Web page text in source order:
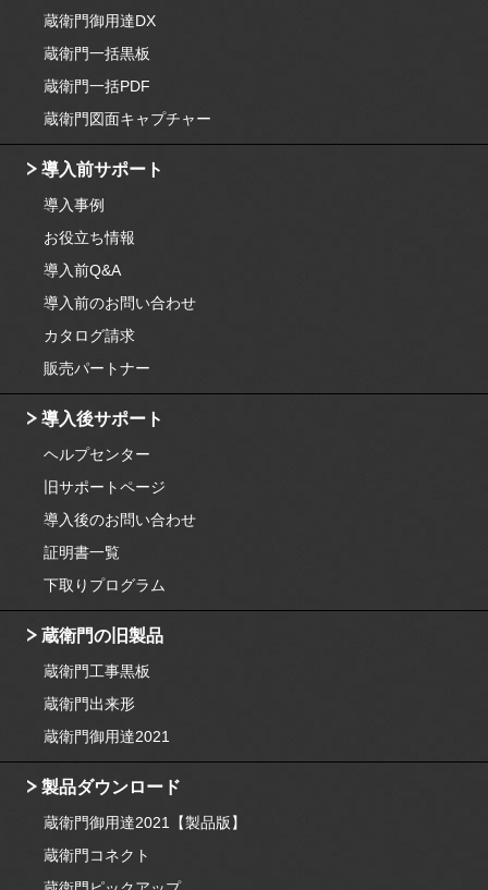
蔵衛門御用達DX
蔵衛門一括黒板
蔵衛門一括PDF
蔵衛門図面キャプチャー
導入前サポート
導入事例
お役立ち情報
導入前Q&A
導入前のお問い合わせ
カタログ請求
販売パートナー
導入後サポート
ヘルプセンター
旧サポートページ
導入後のお問い合わせ
証明書一覧
下取りプログラム
蔵衛門の旧製品
蔵衛門工事黒板
蔵衛門出来形
蔵衛門御用達2021
製品ダウンロード
蔵衛門御用達2021【製品版】
蔵衛門コネクト